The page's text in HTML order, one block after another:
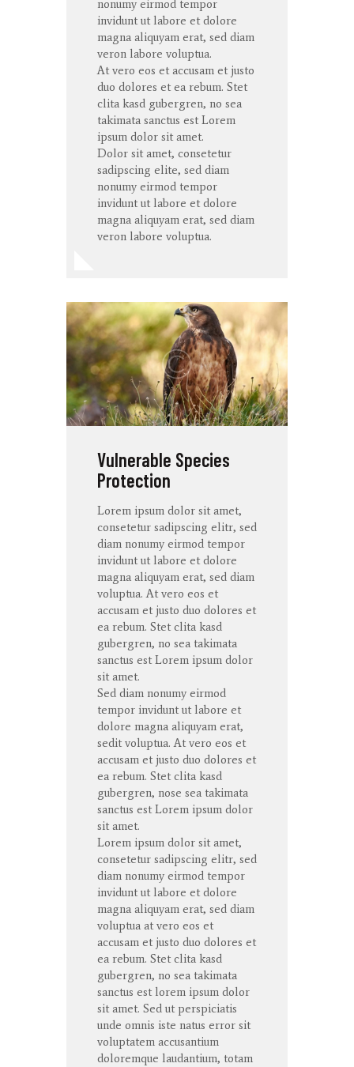
nonumy eirmod tempor
invidunt ut labore et dolore
magna aliquyam erat, sed diam
veron labore voluptua.
At vero eos et accusam et justo
duo dolores et ea rebum. Stet
clita kasd gubergren, no sea
takimata sanctus est Lorem
ipsum dolor sit amet.
Dolor sit amet, consetetur
sadipscing elite, sed diam
nonumy eirmod tempor
invidunt ut labore et dolore
magna aliquyam erat, sed diam
veron labore voluptua.
Vulnerable Species
Protection
Lorem ipsum dolor sit amet,
consetetur sadipscing elitr, sed
diam nonumy eirmod tempor
invidunt ut labore et dolore
magna aliquyam erat, sed diam
voluptua. At vero eos et
accusam et justo duo dolores et
ea rebum. Stet clita kasd
gubergren, no sea takimata
sanctus est Lorem ipsum dolor
sit amet.
Sed diam nonumy eirmod
tempor invidunt ut labore et
dolore magna aliquyam erat,
sedit voluptua. At vero eos et
accusam et justo duo dolores et
ea rebum. Stet clita kasd
gubergren, nose sea takimata
sanctus est Lorem ipsum dolor
sit amet.
Lorem ipsum dolor sit amet,
consetetur sadipscing elitr, sed
diam nonumy eirmod tempor
invidunt ut labore et dolore
magna aliquyam erat, sed diam
voluptua at vero eos et
accusam et justo duo dolores et
ea rebum. Stet clita kasd
gubergren, no sea takimata
sanctus est lorem ipsum dolor
sit amet. Sed ut perspiciatis
unde omnis iste natus error sit
voluptatem accusantium
doloremque laudantium, totam